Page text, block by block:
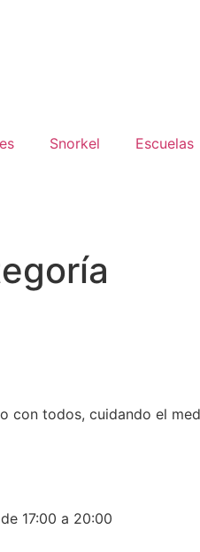
Snorkel Escuelas
con todos, cuidando el
a 20:00